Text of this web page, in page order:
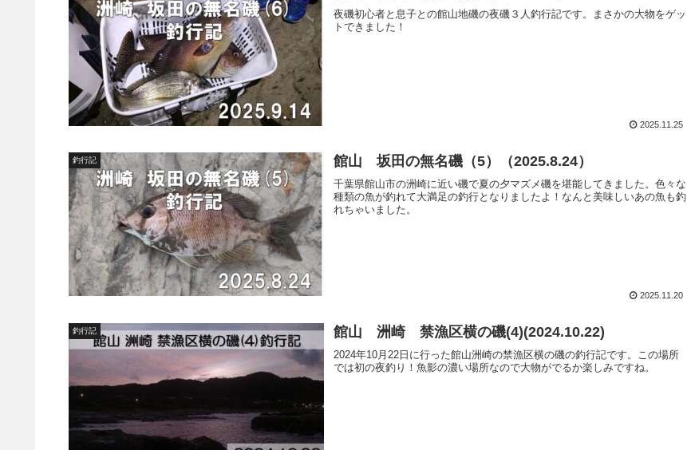
夜磯初心者と息子との館山地磯の夜磯３人釣行記です。まさかの大物をゲッ
トできました！
2025.11.25
釣行記 館山 坂田の無名磯（5）（2025.8.24）
千葉県館山市の洲崎に近い磯で夏の夕マズメ磯を堪能してきました。色々な
種類の魚が釣れて大満足の釣行となりましたよ！なんと美味しいあの魚も釣
れちゃいました。
2025.11.20
釣行記 館山 洲崎 禁漁区横の磯(4)(2024.10.22)
2024年10月22日に行った館山洲崎の禁漁区横の磯の釣行記です。この場所
では初の夜釣り！魚影の濃い場所なので大物がでるか楽しみですね。